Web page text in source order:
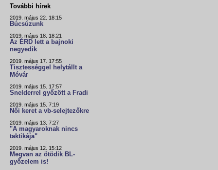
További hírek
2019. május 22. 18:15
Búcsúzunk
2019. május 18. 18:21
Az ÉRD lett a bajnoki
negyedik
2019. május 17. 17:55
Tisztességgel helytállt a
Móvár
2019. május 15. 17:57
Snelderrel győzött a Fradi
2019. május 15. 7:19
Női keret a vb-selejtezőkre
2019. május 13. 7:27
"A magyaroknak nincs
taktikája"
2019. május 12. 15:12
Megvan az ötödik BL-
győzelem is!